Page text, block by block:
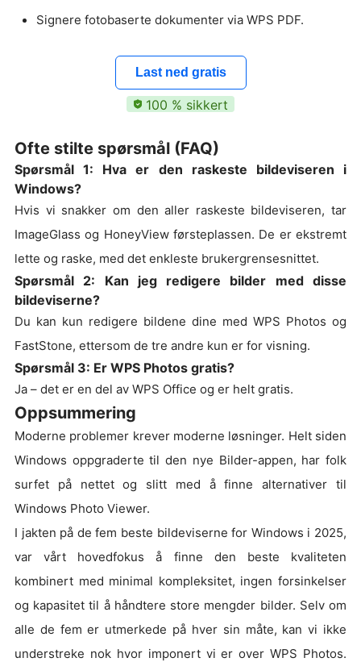
Signere fotobaserte dokumenter via WPS PDF.
Last ned gratis
100 % sikkert
Ofte stilte spørsmål (FAQ)
Spørsmål 1: Hva er den raskeste bildeviseren i
Windows?
Hvis vi snakker om den aller raskeste bildeviseren, tar
ImageGlass og HoneyView førsteplassen. De er ekstremt
lette og raske, med det enkleste brukergrensesnittet.
Spørsmål 2: Kan jeg redigere bilder med disse
bildeviserne?
Du kan kun redigere bildene dine med WPS Photos og
FastStone, ettersom de tre andre kun er for visning.
Spørsmål 3: Er WPS Photos gratis?
Ja – det er en del av WPS Office og er helt gratis.
Oppsummering
Moderne problemer krever moderne løsninger. Helt siden
Windows oppgraderte til den nye Bilder-appen, har folk
surfet på nettet og slitt med å finne alternativer til
Windows Photo Viewer.
I jakten på de fem beste bildeviserne for Windows i 2025,
var vårt hovedfokus å finne den beste kvaliteten
kombinert med minimal kompleksitet, ingen forsinkelser
og kapasitet til å håndtere store mengder bilder. Selv om
alle de fem er utmerkede på hver sin måte, kan vi ikke
understreke nok hvor imponert vi er over WPS Photos.